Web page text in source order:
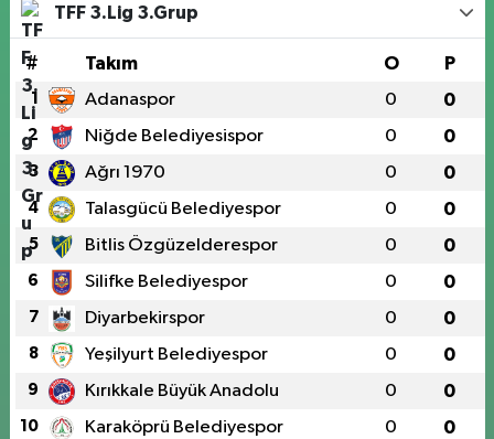
TFF 3.Lig 3.Grup
# Takım O P
1 Adanaspor 0 0
2 Niğde Belediyesispor 0 0
3 Ağrı 1970 0 0
4 Talasgücü Belediyespor 0 0
5 Bitlis Özgüzelderespor 0 0
6 Silifke Belediyespor 0 0
7 Diyarbekirspor 0 0
8 Yeşilyurt Belediyespor 0 0
9 Kırıkkale Büyük Anadolu 0 0
10 Karaköprü Belediyespor 0 0